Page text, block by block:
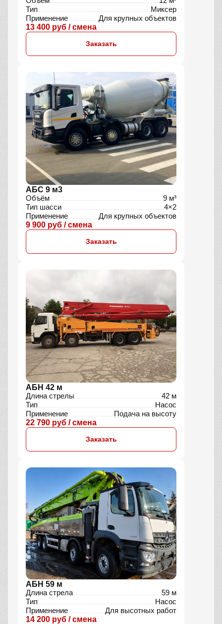
Тип
Миксер
Применение
Для крупных объектов
13 400 руб / смена
Заказать
АБС 9 м3
Объём
9 м³
Тип шасси
4×2
Применение
Для крупных объектов
9 900 руб / смена
Заказать
АБН 42 м
Длина стрелы
42 м
Тип
Насос
Применение
Подача на высоту
22 790 руб / смена
Заказать
АБН 59 м
Длина стрела
59 м
Тип
Насос
Применение
Для высотных работ
14 200 руб / смена